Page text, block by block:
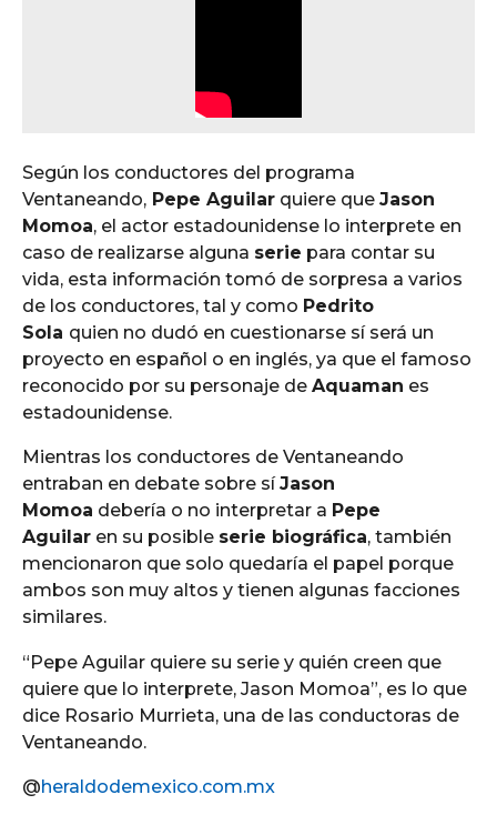
Según los conductores del programa
Ventaneando, Pepe Aguilar quiere que Jason
Momoa, el actor estadounidense lo interprete en
caso de realizarse alguna serie para contar su
vida, esta información tomó de sorpresa a varios
de los conductores, tal y como Pedrito
Sola quien no dudó en cuestionarse sí será un
proyecto en español o en inglés, ya que el famoso
reconocido por su personaje de Aquaman es
estadounidense.
Mientras los conductores de Ventaneando
entraban en debate sobre síJason
Momoa debería o no interpretar a Pepe
Aguilar en su posible serie biográfica, también
mencionaron que solo quedaría el papel porque
ambos son muy altos y tienen algunas facciones
similares.
“Pepe Aguilar quiere su serie y quién creen que
quiere que lo interprete, Jason Momoa”, es lo que
dice Rosario Murrieta, una de las conductoras de
Ventaneando.
@heraldodemexico.com.mx